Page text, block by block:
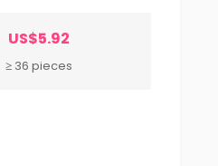
US$5.92
≥ 36 pieces